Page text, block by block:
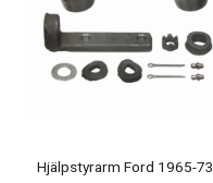
Hjälpstyrarm Ford 1965-73